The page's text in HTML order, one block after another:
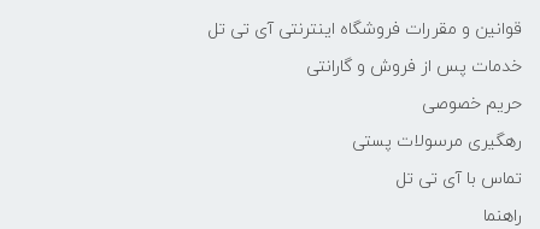
قوانین و مقررات فروشگاه اینترنتی آی تی تل
خدمات پس از فروش و گارانتی
حریم خصوصی
رهگیری مرسولات پستی
تماس با آی تی تل
راهنما